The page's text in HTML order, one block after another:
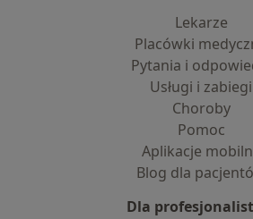
Lekarze
Placówki
Pytania i
Usługi i zabiegi
Choroby
Pomoc
Aplikacje
Blog dla
Dla